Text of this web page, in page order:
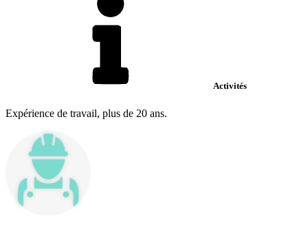
Activités
Expérience de travail, plus de 20 ans.